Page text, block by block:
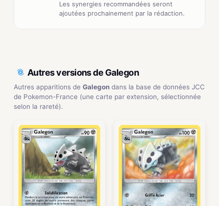
Les synergies recommandées seront
ajoutées prochainement par la rédaction.
Autres versions de Galegon
Autres apparitions de Galegon dans la base de données JCC
de Pokemon-France (une carte par extension, sélectionnée
selon la rareté).